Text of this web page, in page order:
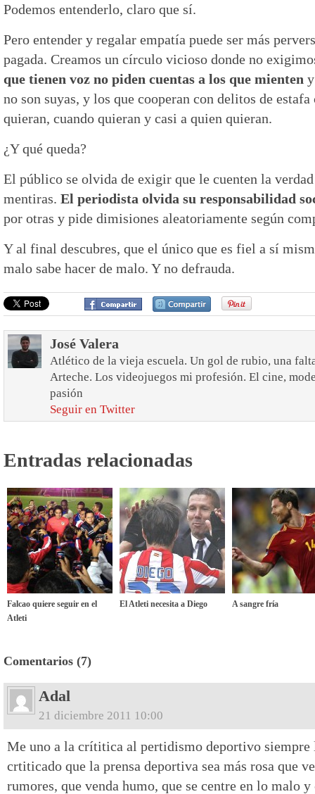
Podemos entenderlo, claro que sí.
Pero entender y regalar empatía puede ser más
pagada. Creamos un círculo vicioso donde no
que tienen voz no piden cuentas a los que mienten
no son suyas, y los que cooperan con delitos de
quieran, cuando quieran y casi a quien quieran.
¿Y qué queda?
El público se olvida de exigir que le cuenten la
mentiras. El periodista olvida su responsabilidad
por otras y pide dimisiones aleatoriamente según
Y al final descubres, que el único que es fiel a sí
malo sabe hacer de malo. Y no defrauda.
José Valera
Atlético de la vieja escuela. Un gol de rubio, una
Arteche. Los videojuegos mi profesión. El cine,
pasión
Seguir en Twitter
Entradas relacionadas
Falcao quiere seguir en el
Atleti
El Atleti necesita a Diego A sangre fría
Comentarios (7)
Adal
21 diciembre 2011 10:00
Me uno a la crítitica al pertidismo deportivo siempre
crtiticado que la prensa deportiva sea más rosa que
rumores, que venda humo, que se centre en lo malo